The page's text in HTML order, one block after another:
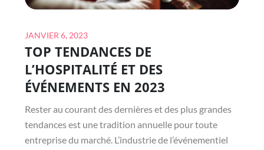
Posted
on
JANVIER 6, 2023
TOP TENDANCES DE
L’HOSPITALITÉ ET DES
ÉVÉNEMENTS EN 2023
Rester au courant des dernières et des plus grandes
tendances est une tradition annuelle pour toute
entreprise du marché. L’industrie de l’événementiel